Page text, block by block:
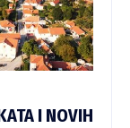
I NOVIH